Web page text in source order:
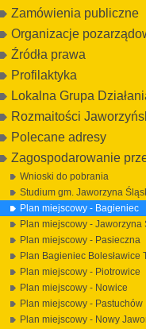
Zamówienia publiczne
Organizacje
Źródła prawa
Profilaktyka
Lokalna Grupa
Rozmaitości
Polecane adresy
Zagospodarowanie
Wnioski do pobrania
Studium gm. Jaworzyna
Plan miejscowy - Bagieniec
Plan miejscowy - Jaworzyna
Plan miejscowy - Pasieczna
Plan Bagieniec Bolesławice
Plan miejscowy - Piotrowice
Plan miejscowy - Nowice
Plan miejscowy - Pastuchów
Plan miejscowy - Nowy